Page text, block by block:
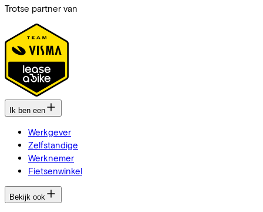
Trotse partner van
Ik ben een
Werkgever
Zelfstandige
Werknemer
Fietsenwinkel
Bekijk ook